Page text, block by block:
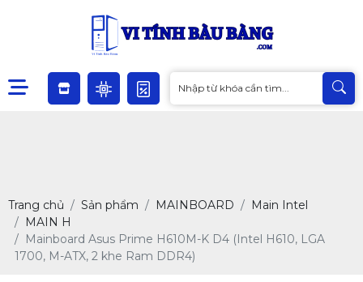
Trang chủ Sản phẩm MAINBOARD
Main Intel
MAIN H
Mainboard Asus Prime H610M-K D4 (Intel H610, LGA
1700, M-ATX, 2 khe Ram DDR4)